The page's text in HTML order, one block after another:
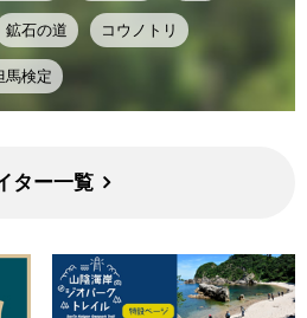
鉱石の道 コウノトリ
馬検定
ター一覧